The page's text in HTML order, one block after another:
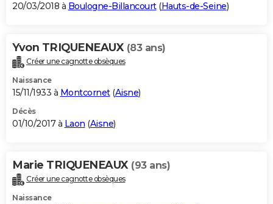
20/03/2018 à Boulogne-Billancourt(Hauts-de-Seine)
Yvon TRIQUENEAUX (83 ans)
Créer une cagnotte obsèques
Naissance
15/11/1933 à Montcornet(Aisne)
Décès
01/10/2017 à Laon (Aisne)
Marie TRIQUENEAUX (93 ans)
Créer une cagnotte obsèques
Naissance